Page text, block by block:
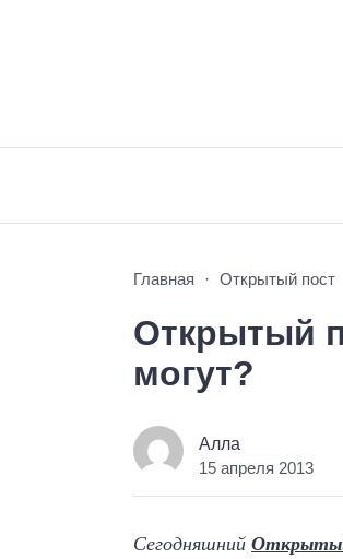
Главная Открытый пост
Открытый
могут?
Алла
15 апреля 2013
Сегодняшний